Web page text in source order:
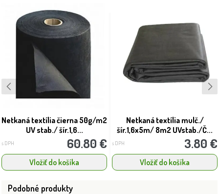
Netkaná textília čierna 50g/m2
UV stab./ šír.1,6...
s DPH 60.80 €
Vložiť do košíka
Netkaná textília mulč./
šír.1,6x5m/ 8m2 UVstab./Č...
s DPH 3.80 €
Vložiť do košíka
Podobné produkty